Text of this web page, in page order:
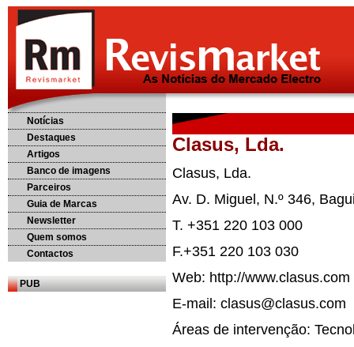
Notícias
Destaques
Artigos
Banco de imagens
Parceiros
Guia de Marcas
Newsletter
Quem somos
Contactos
PUB
Clasus, Lda.
Clasus, Lda.
Av. D. Miguel, N.º 346,
T. +351 220 103 000
F.+351 220 103 030
Web: http://www.clasus.com
E-mail: clasus@clasus.com
Áreas de intervenção: